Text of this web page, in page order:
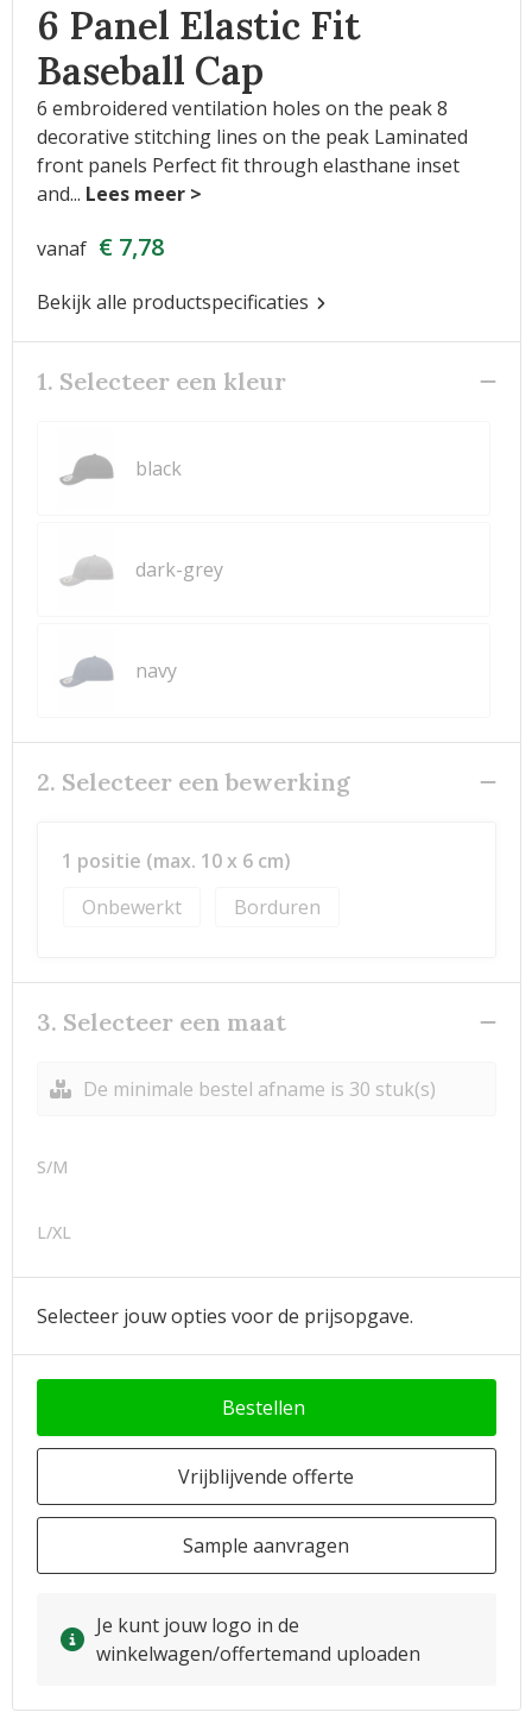
6 Panel Elastic Fit
Baseball Cap
6 embroidered ventilation holes on the peak 8
decorative stitching lines on the peak Laminated
front panels Perfect fit through elasthane inset
and...
vanaf € 7,78
Bekijk alle productspecificaties
1. Selecteer een kleur
black
dark-grey
navy
2. Selecteer een bewerking
1 positie (max. 10 x 6 cm)
Onbewerkt
Borduren
3. Selecteer een maat
De minimale bestel afname is 30 stuk(s)
S/M
L/XL
Selecteer jouw opties voor de prijsopgave.
Bestellen
Vrijblijvende offerte
Sample aanvragen
Je kunt jouw logo in de
winkelwagen/offertemand uploaden